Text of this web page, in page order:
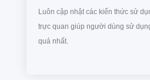
Luôn cập nhật các kiến thức sử
trực quan giúp người dùng sử
quả nhất.